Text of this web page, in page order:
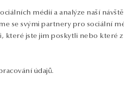
médií a analýze naší
se svými partnery pro sociální
jste jim poskytli nebo které
údajů.